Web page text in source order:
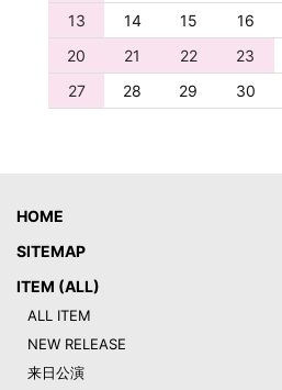
13
14 15 16
20
21 22 23
27
28 29 30
HOME
SITEMAP
ITEM (ALL)
ALL ITEM
NEW RELEASE
来日公演